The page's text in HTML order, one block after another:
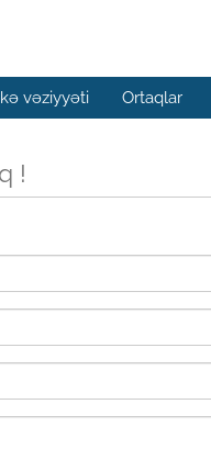
vəziyyəti Ortaqlar
!